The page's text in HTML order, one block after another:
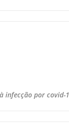
infecção por covid-